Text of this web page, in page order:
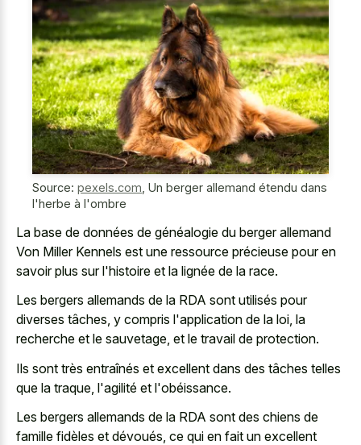
Source: pexels.com Un berger allemand étendu dans
l'herbe à l'ombre
La base de données de généalogie du berger allemand
Von Miller Kennels est une ressource précieuse pour en
savoir plus sur l'histoire et la lignée de la race.
Les bergers allemands de la RDA sont utilisés pour
diverses tâches, y compris l'application de la loi, la
recherche et le sauvetage, et le travail de protection.
Ils sont très entraînés et excellent dans des tâches telles
que la traque, l'agilité et l'obéissance.
Les bergers allemands de la RDA sont des chiens de
famille fidèles et dévoués, ce qui en fait un excellent